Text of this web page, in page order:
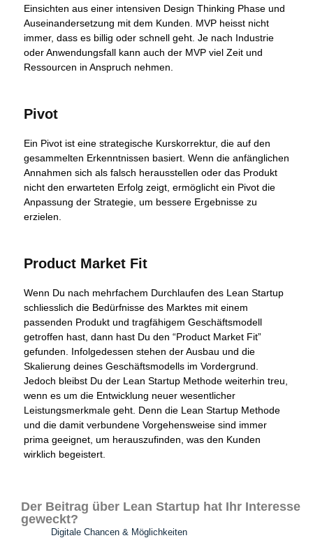
Einsichten aus einer intensiven Design Thinking Phase und
Auseinandersetzung mit dem Kunden. MVP heisst nicht
immer, dass es billig oder schnell geht. Je nach Industrie
oder Anwendungsfall kann auch der MVP viel Zeit und
Ressourcen in Anspruch nehmen.
Pivot
Ein Pivot ist eine strategische Kurskorrektur, die auf den
gesammelten Erkenntnissen basiert. Wenn die anfänglichen
Annahmen sich als falsch herausstellen oder das Produkt
nicht den erwarteten Erfolg zeigt, ermöglicht ein Pivot die
Anpassung der Strategie, um bessere Ergebnisse zu
erzielen.
Product Market Fit
Wenn Du nach mehrfachem Durchlaufen des Lean Startup
schliesslich die Bedürfnisse des Marktes mit einem
passenden Produkt und tragfähigem Geschäftsmodell
getroffen hast, dann hast Du den “Product Market Fit”
gefunden. Infolgedessen stehen der Ausbau und die
Skalierung deines Geschäftsmodells im Vordergrund.
Jedoch bleibst Du der Lean Startup Methode weiterhin treu,
wenn es um die Entwicklung neuer wesentlicher
Leistungsmerkmale geht. Denn die Lean Startup Methode
und die damit verbundene Vorgehensweise sind immer
prima geeignet, um herauszufinden, was den Kunden
wirklich begeistert.
Der Beitrag über Lean Startup hat Ihr Interesse
geweckt?
Digitale Chancen & Möglichkeiten